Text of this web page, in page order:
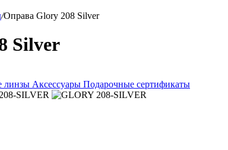
/Оправа Glory 208 Silver
Silver
линзы Аксессуары Подарочные сертификаты